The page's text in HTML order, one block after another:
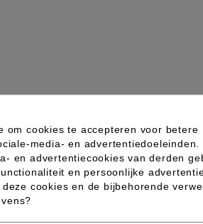
a rating for your review.
om cookies te accepteren voor betere
media- en advertentiedoeleinden.
en advertentiecookies van derden
en persoonlijke
cookies en de bijbehorende